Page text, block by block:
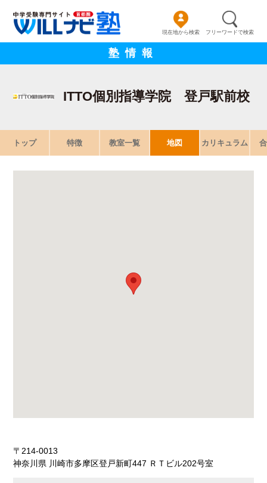
現在地から検索 フリーワードで検索
塾情報
ITTO個別指導学院 登戸駅前校
トップ 特徴 教室一覧 地図 カリキュラム
〒214-0013
神奈川県 川崎市多摩区登戸新町447 ＲＴビル202号室